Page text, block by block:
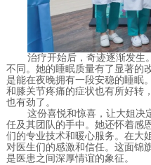
治疗开始后，奇迹逐渐发生
不同。她的睡眠质量有了显著的
是能在夜晚拥有一段安稳的睡眠
和膝关节疼痛的症状也有所好转
也有劲了。
这份喜悦和惊喜，让大姐决
任及其团队的手中。她还怀着感
们的专业技术和暖心服务。在大
对医生们的感激和信任。这面锦
是医患之间深厚情谊的象征。